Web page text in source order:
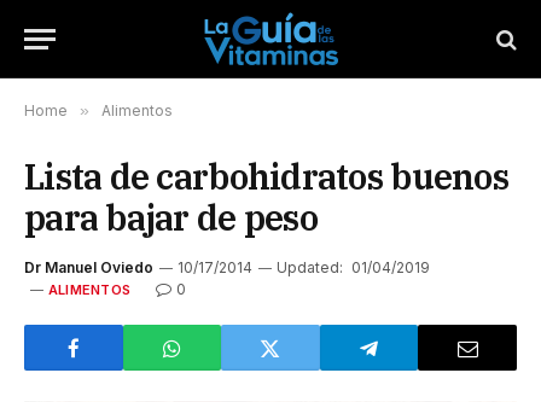
Home » Alimentos
Lista de carbohidratos buenos
para bajar de peso
Dr Manuel Oviedo 10/17/2014 Updated: 01/04/2019
ALIMENTOS 0